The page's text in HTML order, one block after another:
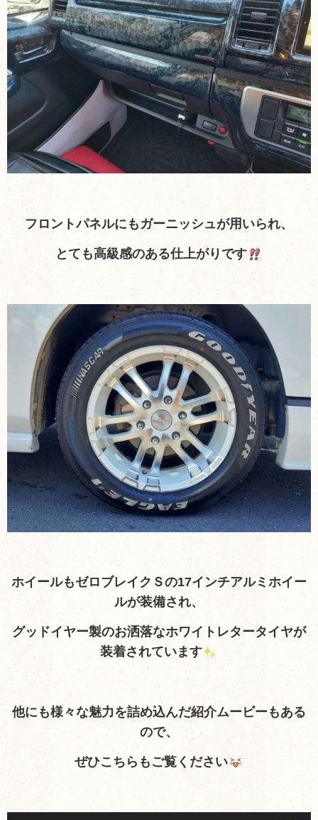
フロントパネルにもガーニッシュが用いられ、
とても高級感のある仕上がりです
ホイールもゼロブレイクＳの17インチアルミホイー
ルが装備され、
グッドイヤー製のお洒落なホワイトレタータイヤが
装着されています
他にも様々な魅力を詰め込んだ紹介ムービーもある
ので、
ぜひこちらもご覧ください